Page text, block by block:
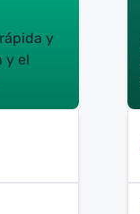
y
y el